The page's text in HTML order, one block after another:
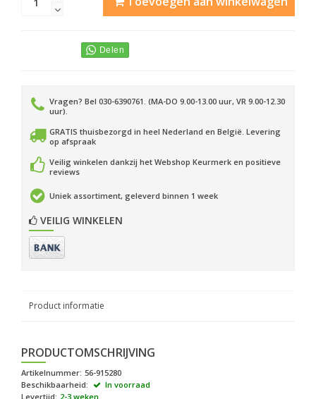
Vragen? Bel 030-6390761. (MA-DO 9.00-13.00 uur, VR 9.00-12.30
uur).
GRATIS thuisbezorgd in heel Nederland en België. Levering
op afspraak
Veilig winkelen dankzij het Webshop Keurmerk en positieve
reviews
Uniek assortiment, geleverd binnen 1 week
VEILIG WINKELEN
Product informatie
PRODUCTOMSCHRIJVING
Artikelnummer: 56-915280
Beschikbaarheid:
In voorraad
Levertijd: 2-3 weken